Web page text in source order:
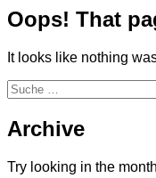
Oops! That
It looks like nothing
Suche
nach:
Archive
Try looking in the